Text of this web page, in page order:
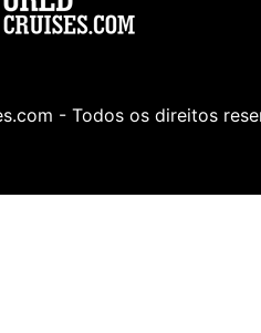
- Todos os direitos